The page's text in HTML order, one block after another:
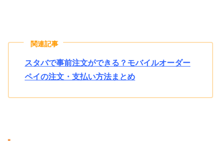
関連記事
スタバで事前注文ができる？モバイルオーダー
ペイの注文・支払い方法まとめ